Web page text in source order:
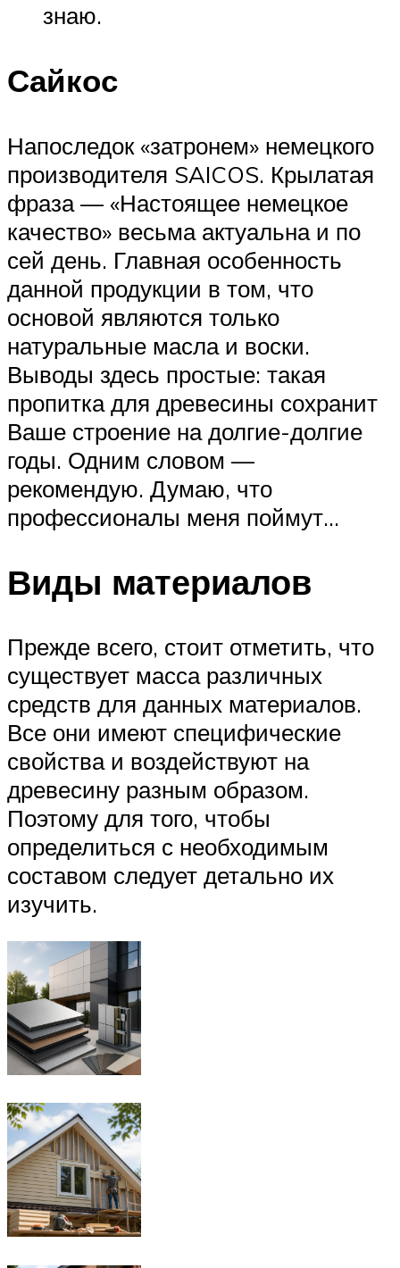
знаю.
Сайкос
Напоследок «затронем» немецкого
производителя SAICOS. Крылатая
фраза — «Настоящее немецкое
качество» весьма актуальна и по
сей день. Главная особенность
данной продукции в том, что
основой являются только
натуральные масла и воски.
Выводы здесь простые: такая
пропитка для древесины сохранит
Ваше строение на долгие-долгие
годы. Одним словом —
рекомендую. Думаю, что
профессионалы меня поймут…
Виды материалов
Прежде всего, стоит отметить, что
существует масса различных
средств для данных материалов.
Все они имеют специфические
свойства и воздействуют на
древесину разным образом.
Поэтому для того, чтобы
определиться с необходимым
составом следует детально их
изучить.